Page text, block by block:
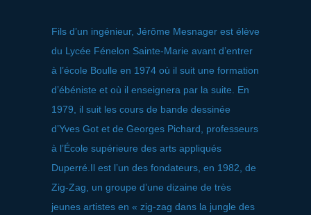
Fils d’un ingénieur, Jérôme Mesnager est élève
du Lycée Fénelon Sainte-Marie avant d’entrer
à l’école Boulle en 1974 où il suit une formation
d’ébéniste et où il enseignera par la suite. En
1979, il suit les cours de bande dessinée
d’Yves Got et de Georges Pichard, professeurs
à l’École supérieure des arts appliqués
Duperré.Il est l’un des fondateurs, en 1982, de
Zig-Zag, un groupe d’une dizaine de très
jeunes artistes en « zig-zag dans la jungle des